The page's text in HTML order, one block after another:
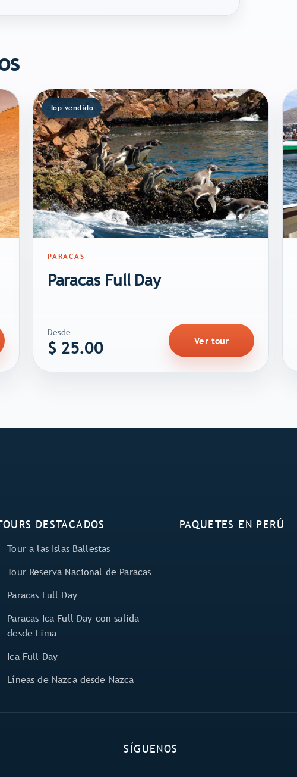
Top vendido
PARACAS
Paracas Full Day
Desde
$25.00 Ver tour
DESTACADOS
Tour a las Islas Ballestas
Tour Reserva Nacional de Paracas
Paracas Full Day
Paracas Ica Full Day con salida
desde Lima
Ica Full Day
Líneas de Nazca desde Nazca
PAQUETES EN PERÚ
SÍGUENOS